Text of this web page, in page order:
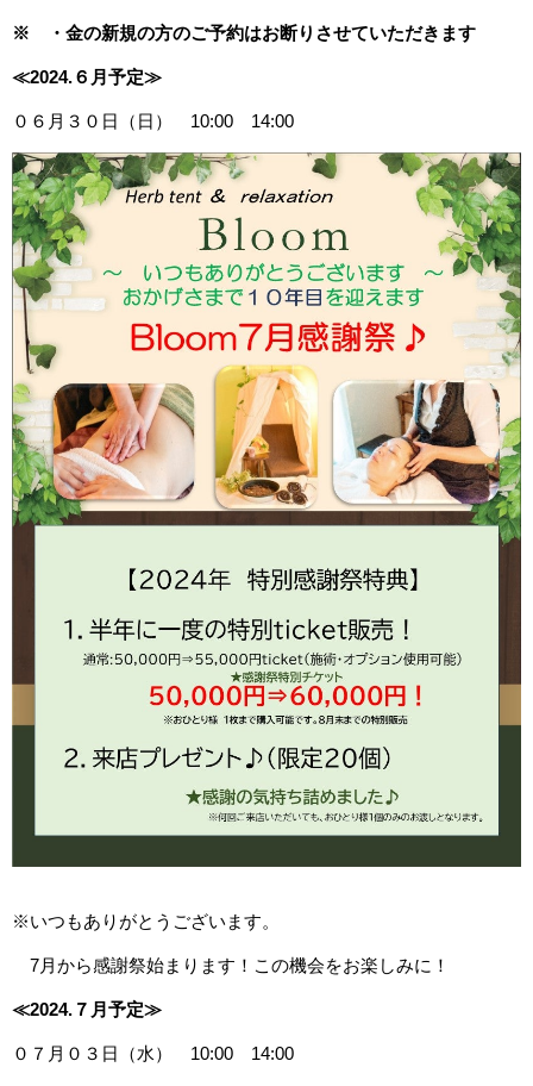
※ ・金の新規の方のご予約はお断りさせていただきます
≪2024.６月予定≫
０６月３０日（日） 10:00 14:00
※いつもありがとうございます。
7月から感謝祭始まります！この機会をお楽しみに！
≪2024.７月予定≫
０７月０３日（水） 10:00 14:00